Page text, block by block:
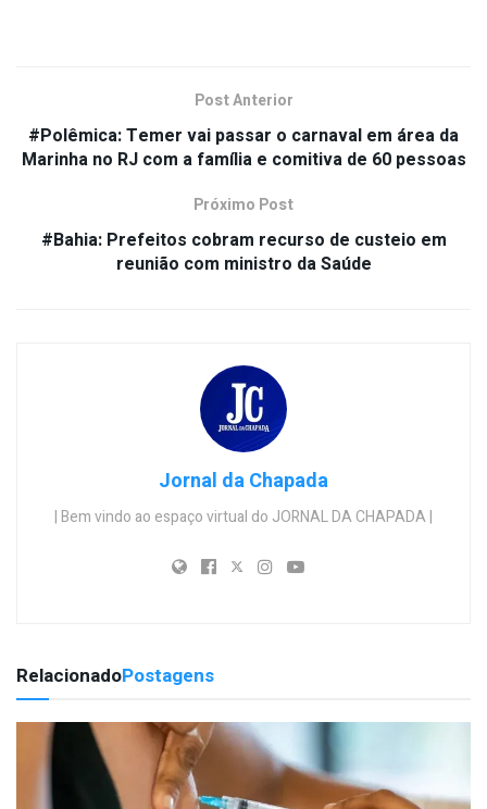
Post Anterior
#Polêmica: Temer vai passar o carnaval em área da
Marinha no RJ com a família e comitiva de 60 pessoas
Próximo Post
#Bahia: Prefeitos cobram recurso de custeio em
reunião com ministro da Saúde
Jornal da Chapada
| Bem vindo ao espaço virtual do JORNAL DA CHAPADA |
RelacionadoPostagens